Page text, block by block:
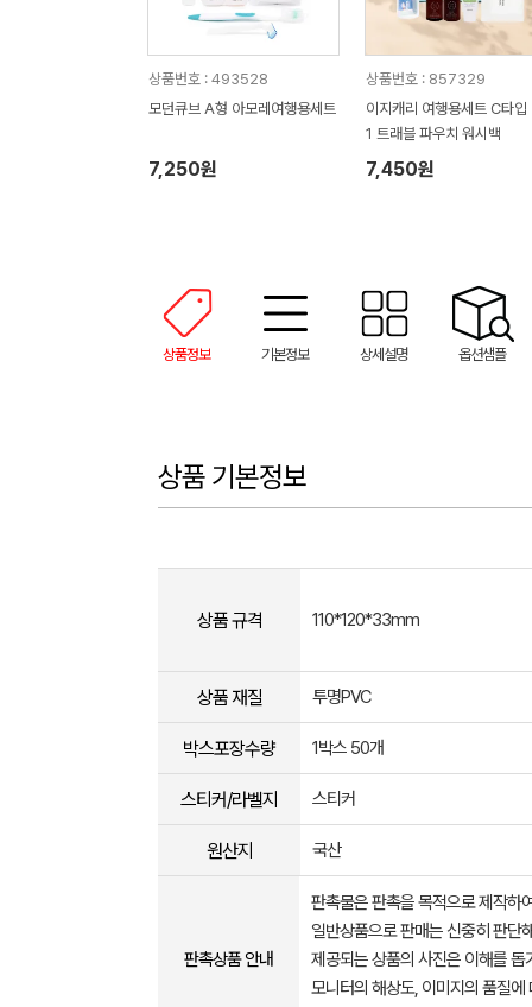
상품번호 : 493528
모던큐브 A형 아모레여행용세트
7,250원
상품번호 : 857329
이지캐리 여행용세트 C타
1 트래블 파우치 워시백
7,450원
상품정보 기본정보 상세설명 옵션샘플
상품 기본정보
상품 규격 110*120*33mm
상품 재질 투명PVC
박스포장수량 1박스 50개
스티커/라벨지 스티커
원산지 국산
판촉상품 안내
판촉물은 판촉을 목적으로 제작하
일반상품으로 판매는 신중히 판단
제공되는 상품의 사진은 이해를
모니터의 해상도, 이미지의 품질